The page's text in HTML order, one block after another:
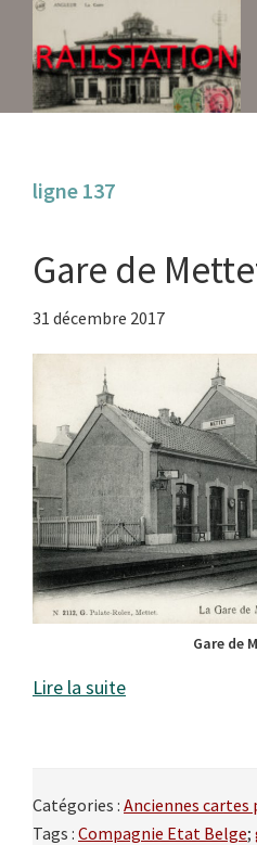
main
content
primary
sidebar
ligne 137
Gare de
31 décembre 2017
Gare de
Lire la suite
Catégories : Anciennes cartes
Tags : Compagnie Etat Belge;